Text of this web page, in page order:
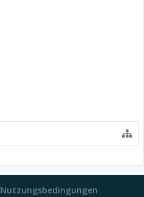
Nutzungsbedingungen